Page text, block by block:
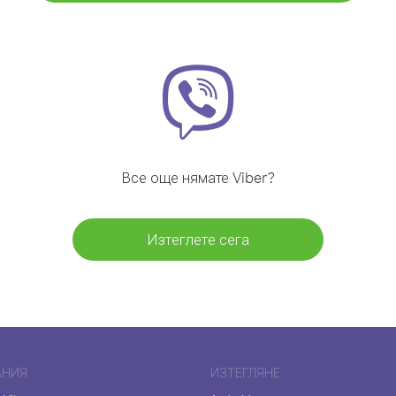
Все още нямате Viber?
Изтеглете сега
ИЗТЕГЛЯНЕ